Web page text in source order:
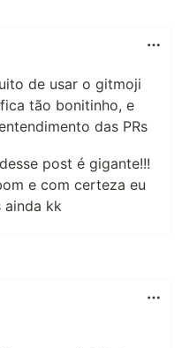
de usar o gitmoji
tão bonitinho, e
das PRs
post é gigante!!!
e com certeza eu
ainda kk